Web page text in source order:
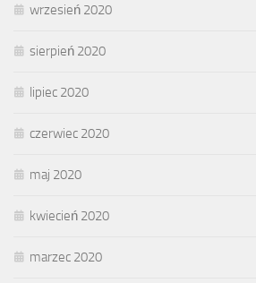
wrzesień 2020
sierpień 2020
lipiec 2020
czerwiec 2020
maj 2020
kwiecień 2020
marzec 2020